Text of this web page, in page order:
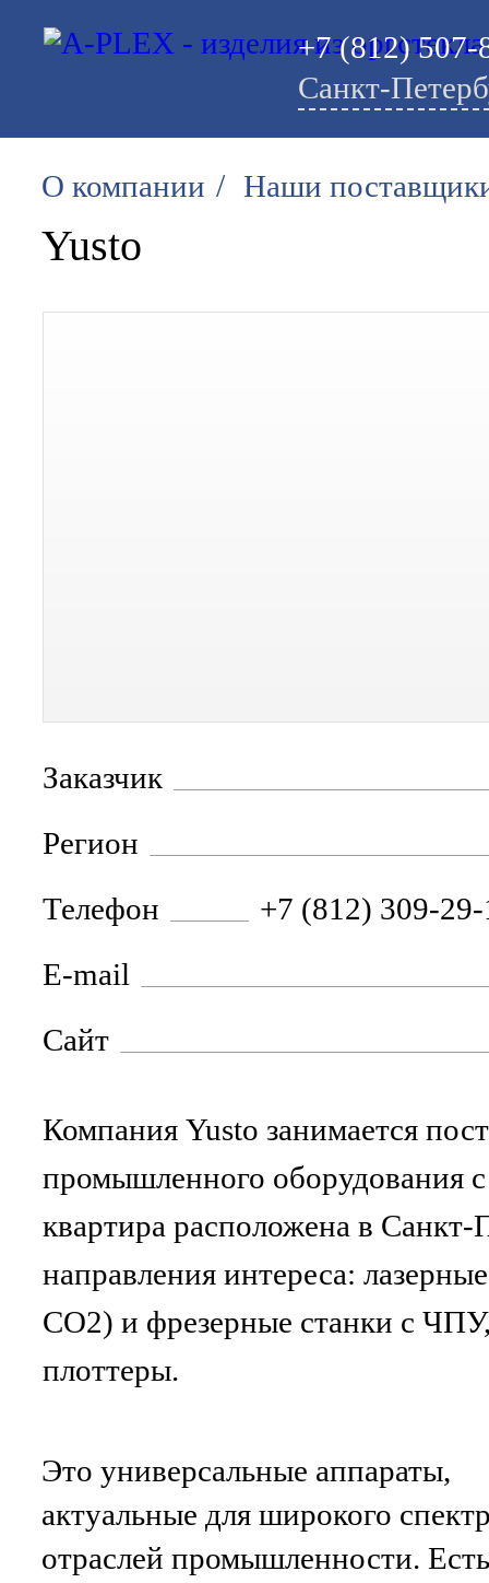
+7 (812) 507-
Санкт-
О компании / Наши
Yusto
Заказчик
Регион
Телефон
+7 (812) 309-
E-mail
Сайт
Компания Yusto занимается
промышленного оборудования
квартира расположена в
направления интереса:
CO2) и фрезерные станки с
плоттеры.
Это универсальные аппараты,
актуальные для широкого
отраслей промышленности. Есть